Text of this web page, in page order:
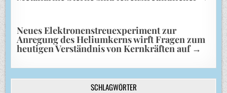
Neues Elektronenstreuexperiment zur
Anregung des Heliumkerns wirft Fragen zum
heutigen Verständnis von Kernkräften auf →
SCHLAGWÖRTER